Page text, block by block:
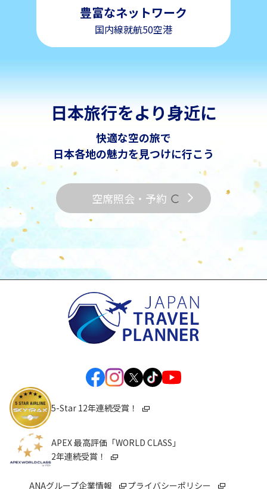
豊富なネットワーク
国内線就航50空港
日本旅行をより身近に
快適な空の旅で
日本各地の魅力を見つけに行こう
空席照会・予約
5-Star 12年連続受賞！
APEX 最高評価「WORLD CLASS」
2年連続受賞！
ANAグループ企業情報 プライバシーポリシー